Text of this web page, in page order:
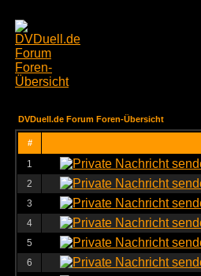
DVDuell.de Forum Foren-Übersicht
#
1
2
3
4
5
6